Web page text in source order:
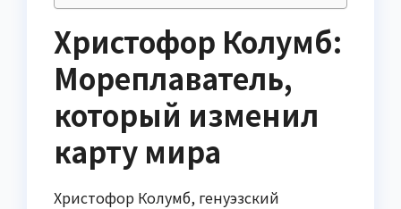
Христофор Колумб:
Мореплаватель,
который изменил
карту мира
Христофор Колумб, генуэзский